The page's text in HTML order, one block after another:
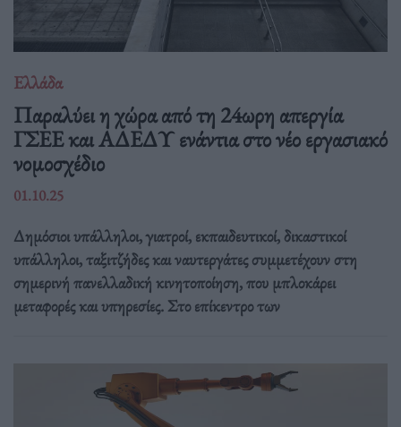
Ελλάδα
Παραλύει η χώρα από τη 24ωρη απεργία
ΓΣΕΕ και ΑΔΕΔΥ ενάντια στο νέο εργασιακό
νομοσχέδιο
01.10.25
Δημόσιοι υπάλληλοι, γιατροί, εκπαιδευτικοί, δικαστικοί
υπάλληλοι, ταξιτζήδες και ναυτεργάτες συμμετέχουν στη
σημερινή πανελλαδική κινητοποίηση, που μπλοκάρει
μεταφορές και υπηρεσίες. Στο επίκεντρο των